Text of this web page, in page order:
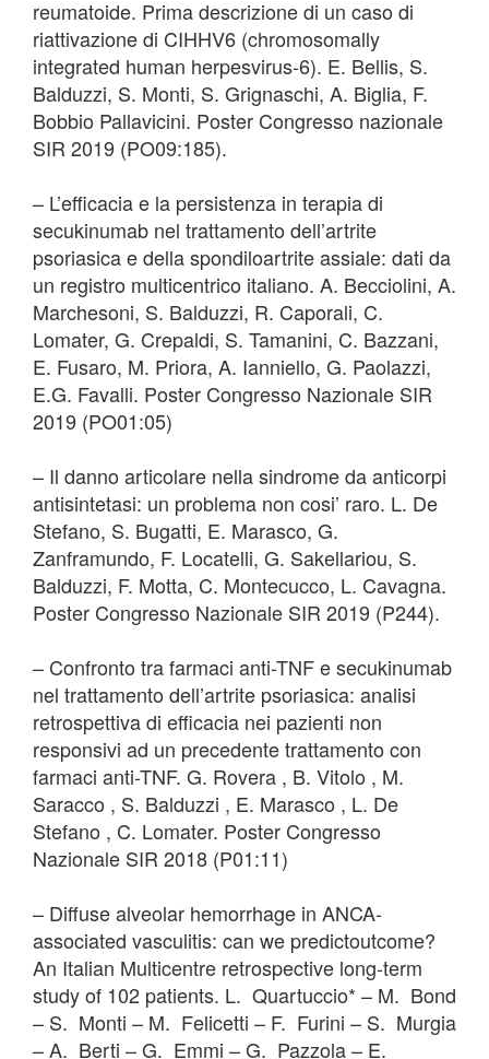
reumatoide. Prima descrizione di un caso di
riattivazione di CIHHV6 (chromosomally
integrated human herpesvirus-6). E. Bellis, S.
Balduzzi, S. Monti, S. Grignaschi, A. Biglia, F.
Bobbio Pallavicini. Poster Congresso nazionale
SIR 2019 (PO09:185).
– L’efficacia e la persistenza in terapia di
secukinumab nel trattamento dell’artrite
psoriasica e della spondiloartrite assiale: dati da
un registro multicentrico italiano. A. Becciolini, A.
Marchesoni, S. Balduzzi, R. Caporali, C.
Lomater, G. Crepaldi, S. Tamanini, C. Bazzani,
E. Fusaro, M. Priora, A. Ianniello, G. Paolazzi,
E.G. Favalli. Poster Congresso Nazionale SIR
2019 (PO01:05)
– Il danno articolare nella sindrome da anticorpi
antisintetasi: un problema non cosi’ raro. L. De
Stefano, S. Bugatti, E. Marasco, G.
Zanframundo, F. Locatelli, G. Sakellariou, S.
Balduzzi, F. Motta, C. Montecucco, L. Cavagna.
Poster Congresso Nazionale SIR 2019 (P244).
– Confronto tra farmaci anti-TNF e secukinumab
nel trattamento dell’artrite psoriasica: analisi
retrospettiva di efficacia nei pazienti non
responsivi ad un precedente trattamento con
farmaci anti-TNF. G. Rovera , B. Vitolo , M.
Saracco , S. Balduzzi , E. Marasco , L. De
Stefano , C. Lomater. Poster Congresso
Nazionale SIR 2018 (P01:11)
– Diffuse alveolar hemorrhage in ANCA-
associated vasculitis: can we predictoutcome?
An Italian Multicentre retrospective long-term
study of 102 patients. L. Quartuccio* – M. Bond
– S. Monti – M. Felicetti – F. Furini – S. Murgia
– A. Berti – G. Emmi – G. Pazzola – E.